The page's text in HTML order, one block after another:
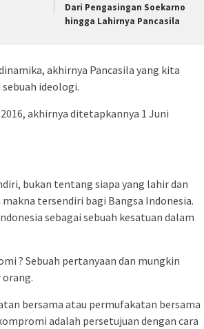
Dari Pengasingan Soekarno
hingga Lahirnya Pancasila
akhirnya Pancasila yang kita
ideologi.
akhirnya ditetapkannya 1 Juni
bukan tentang siapa yang lahir dan
tersendiri bagi Bangsa Indonesia.
sebagai sebuah kesatuan dalam
? Sebuah pertanyaan dan mungkin
bersama atau permufakatan bersama
adalah persetujuan dengan cara